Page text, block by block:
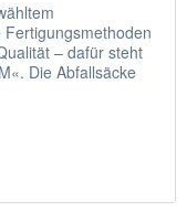
– dafür steht
Die Abfallsäcke